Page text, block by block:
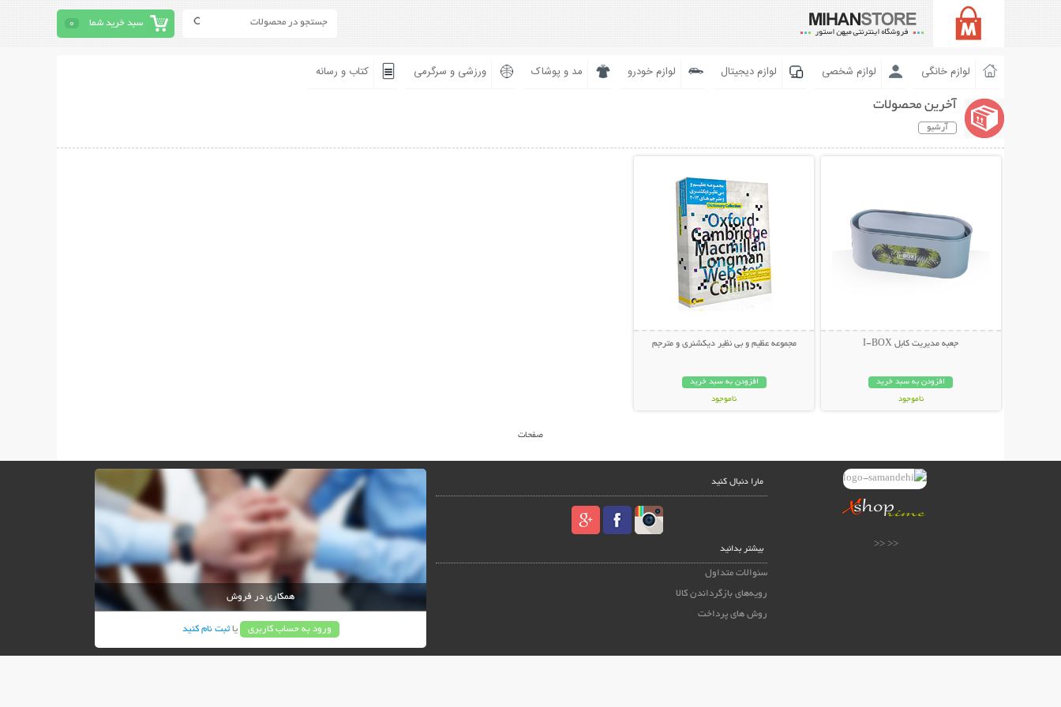
سبد خرید شما 0
لوازم خانگی لوازم شخصی لوازم دیجیتال لوازم خودرو مد و پوشاک ورزشی و سرگرمی کتاب و رسانه
آخرین محصولات
آرشیو
جعبه مدیریت کابل I-BOX
افزودن به سبد خرید
ناموجود
مجموعه عظیم و بی نظیر دیکشنری و مترجم
افزودن به سبد خرید
ناموجود
صفحات
<< <<
مارا دنبال کنید
بیشتر بدانید
سئوالات متداول
رویه‌های بازگرداندن کالا
روش های پرداخت
همکاری در فروش
ورود به حساب کاربری یاثبت نام کنید